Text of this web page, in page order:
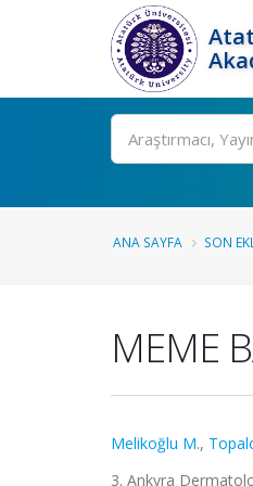
Ara
ANA SAYFA SON
MEME
Melikoğlu M.,
3. Ankyra